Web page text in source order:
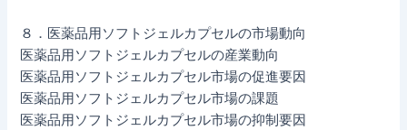
８．医薬品用ソフトジェルカプセルの市場動向
医薬品用ソフトジェルカプセルの産業動向
医薬品用ソフトジェルカプセル市場の促進要因
医薬品用ソフトジェルカプセル市場の課題
医薬品用ソフトジェルカプセル市場の抑制要因